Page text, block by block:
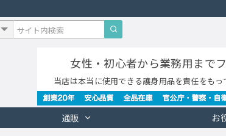
女性・初心者から業務用まで
当店は本当に使用できる護身用品を責任をもっ
通販 お